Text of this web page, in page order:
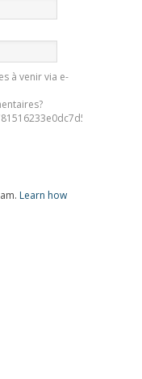
à venir via e-
Learn how